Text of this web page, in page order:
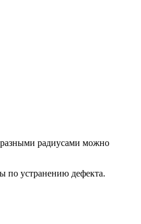
разными радиусами можно
по устранению дефекта.